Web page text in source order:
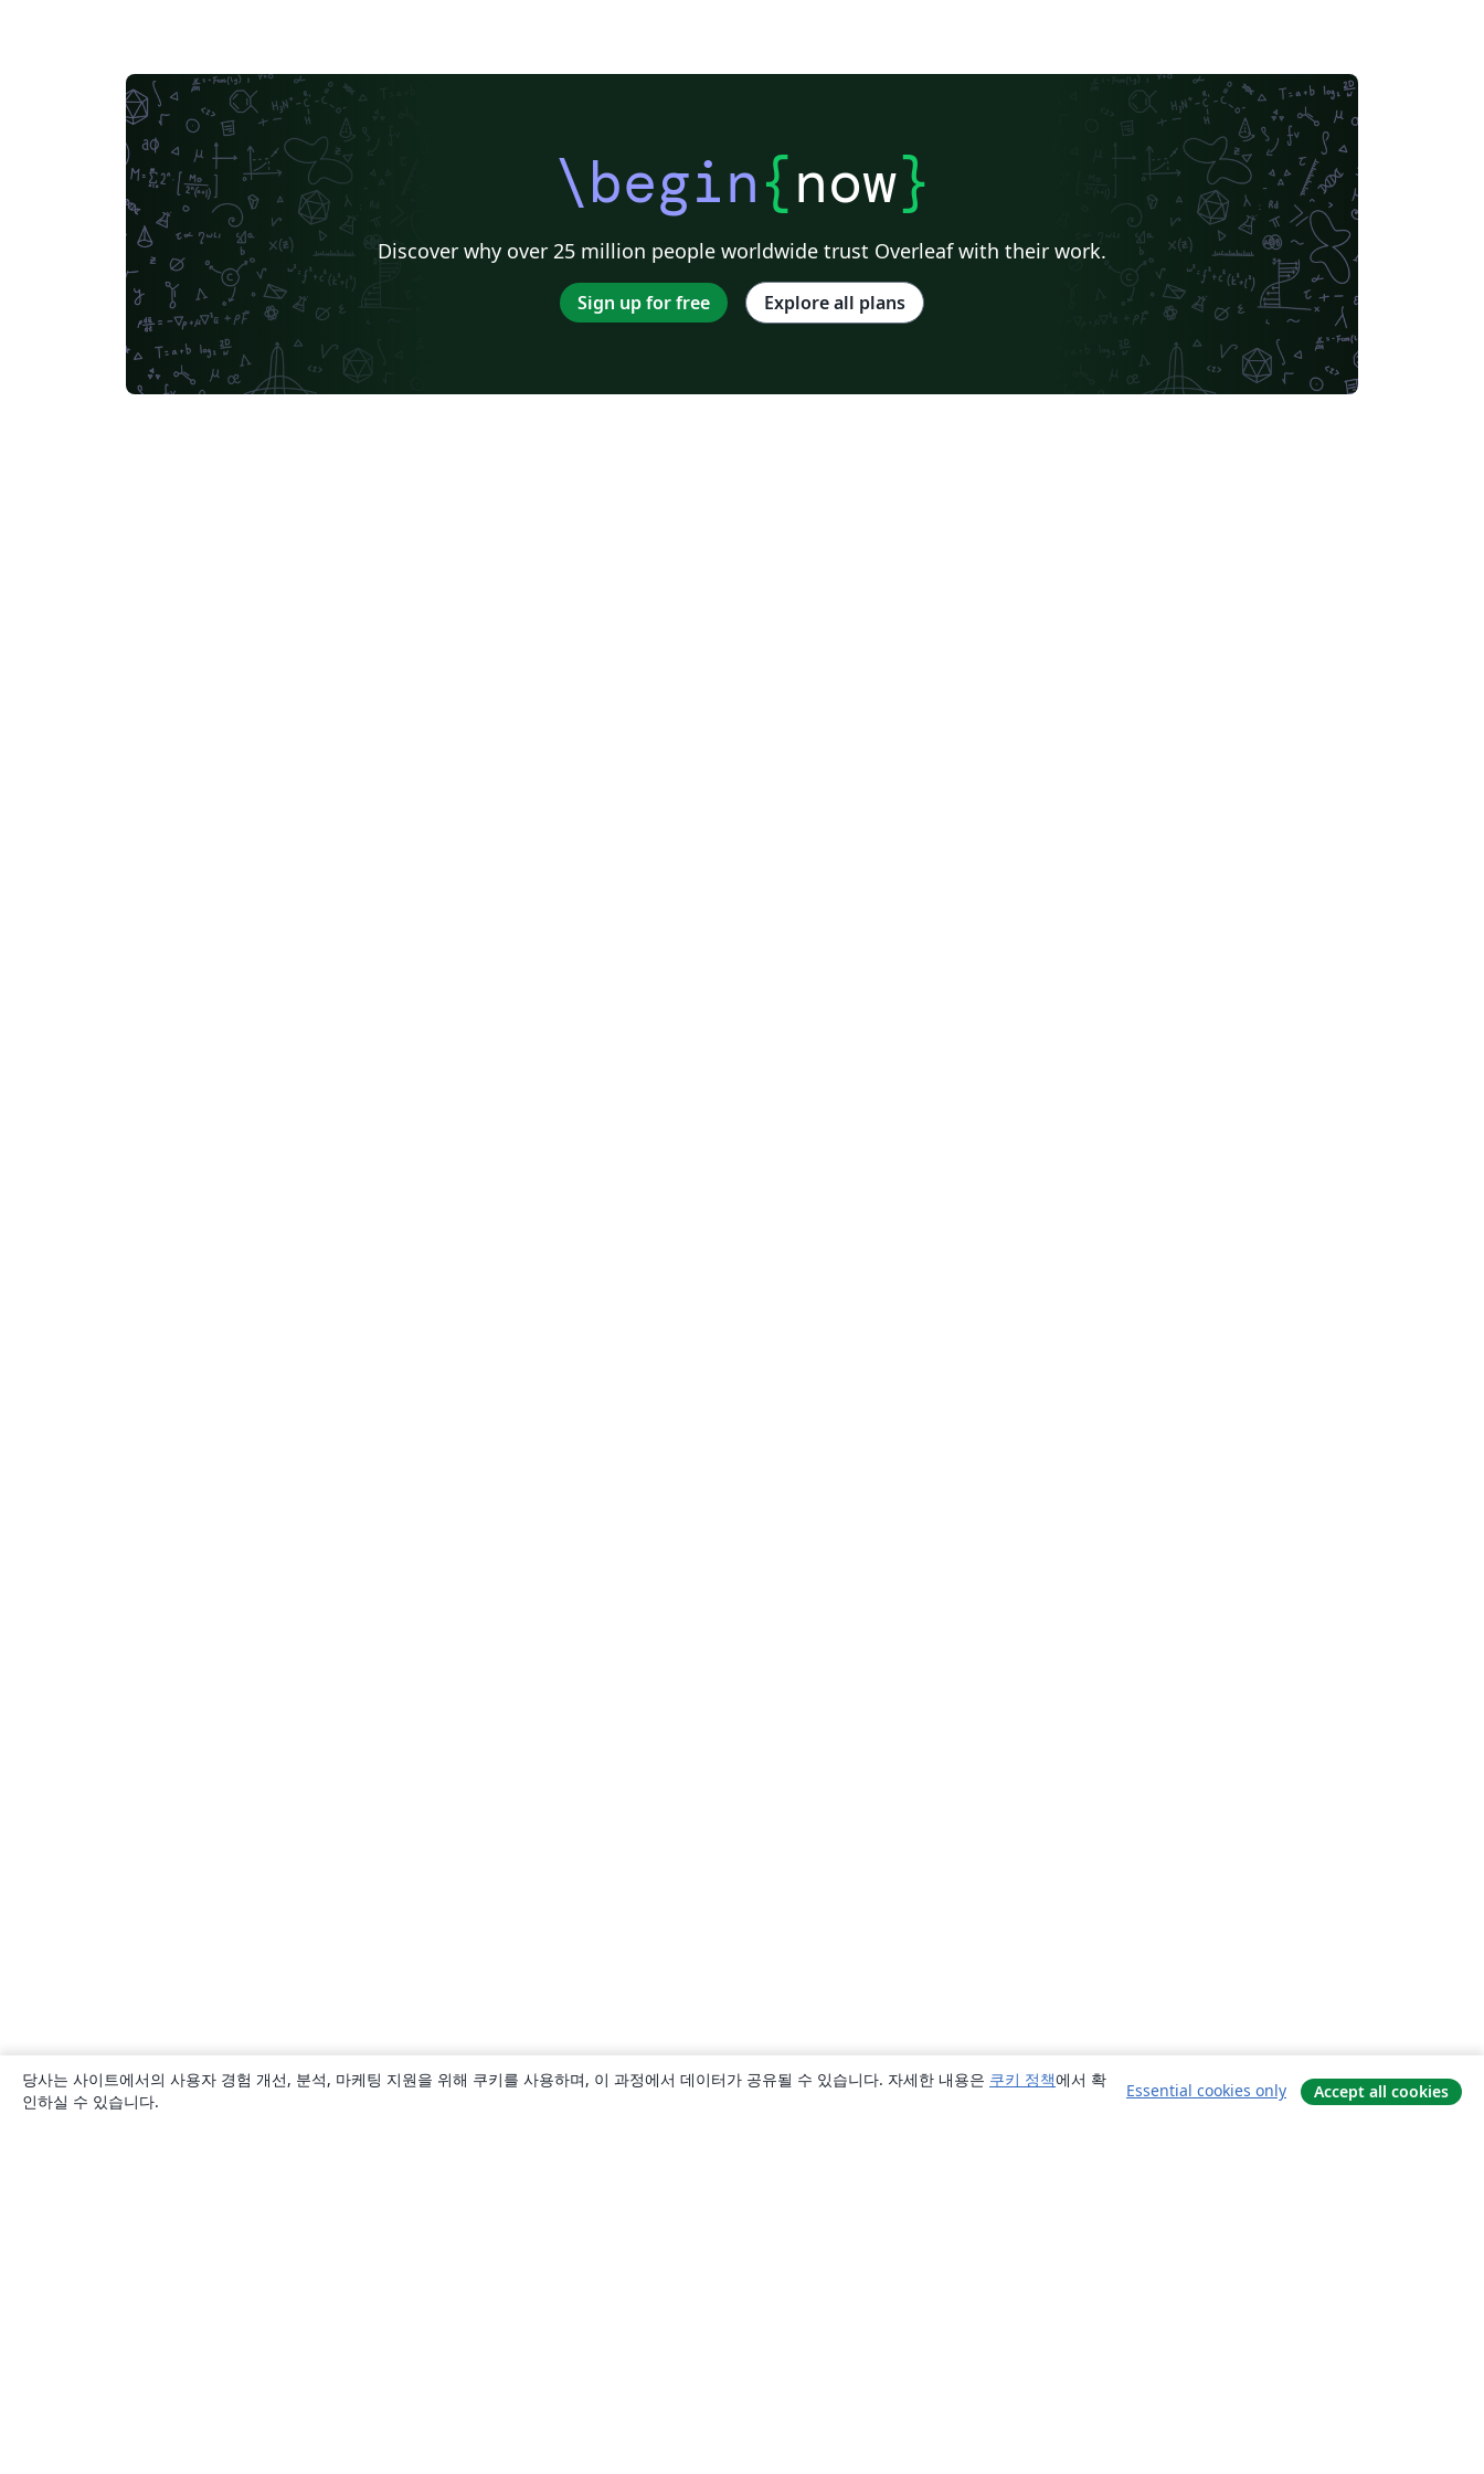
\begin{now}
Discover why over 25 million people worldwide trust Overleaf with their work.
Sign up for free Explore all plans
당사는 사이트에서의 사용자 경험 개선, 분석, 마케팅 지원을 위해 쿠키를 사용하며, 이 과정에서 데이터가 공유될 수 있습니다. 자세한 내용은 쿠키 정책에서 확
인하실 수 있습니다.
Essential cookies only Accept all cookies